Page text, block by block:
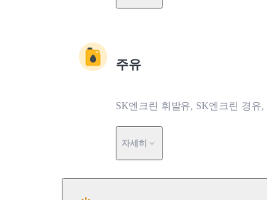
주유
SK엔크린 휘발유, SK엔크린 경유
자세히